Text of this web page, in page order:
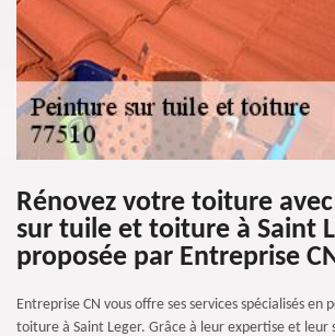
Rénovez votre toiture
sur tuile et toiture à Saint
proposée par Entreprise
Entreprise CN vous offre ses services spécialisés
toiture à Saint Leger. Grâce à leur expertise et leur